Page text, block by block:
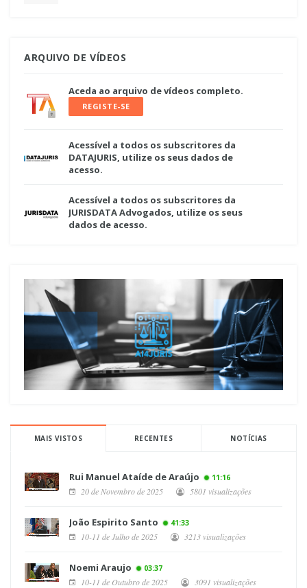
ARQUIVO DE VÍDEOS
Aceda ao arquivo de vídeos completo.
REGISTE-SE
Acessível a todos os subscritores da
DATAJURIS, utilize os seus dados de
acesso.
Acessível a todos os subscritores da
JURISDATA Advogados, utilize os seus
dados de acesso.
MAIS VISTOS RECENTES NOTÍCIAS
Rui Manuel Ataíde de Araújo 11:16
20 de Novembro de 2025 5801 visualizações
João Espirito Santo 41:33
10-11 de Julho de 2025 3213 visualizações
Noemi Araujo 03:37
10-11 de Outubro de 2025 3091 visualizações